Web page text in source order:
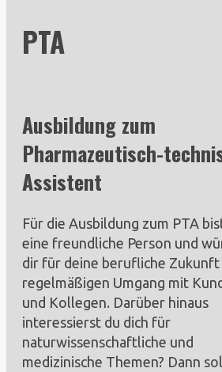
PTA
Ausbildung zum
Pharmazeutisch-
Assistent
Für die Ausbildung zum PTA
eine freundliche Person und
dir für deine berufliche Zukunft
regelmäßigen Umgang mit
und Kollegen. Darüber hinaus
interessierst du dich für
naturwissenschaftliche und
medizinische Themen? Dann